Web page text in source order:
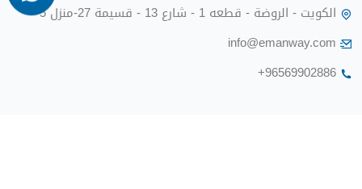
الكويت - الروضة - قطعه 1 - شارع 13 - قسيمة 27-منزل 5
info@emanway.com
+96569902886